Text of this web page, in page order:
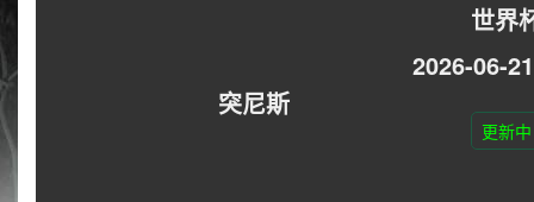
突尼斯
世界
2026-06-
更新中